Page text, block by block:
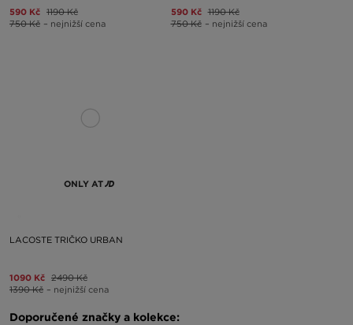
590 Kč 1190 Kč
750 Kč – nejnižší cena
590 Kč 1190 Kč
750 Kč – nejnižší cena
ONLY AT
LACOSTE TRIČKO URBAN
1090 Kč 2490 Kč
1390 Kč – nejnižší cena
Doporučené značky a kolekce: